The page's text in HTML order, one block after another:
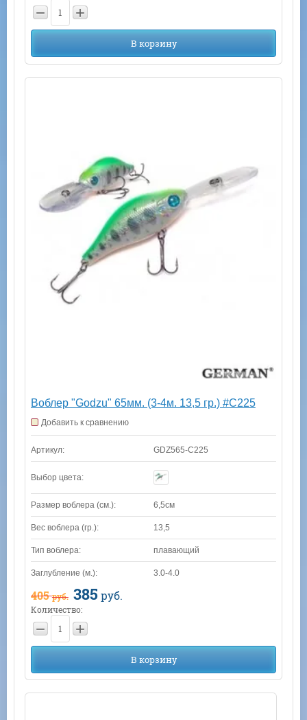
− +
В корзину
Воблер "Godzu" 65мм. (3-4м. 13,5 гр.) #C225
Добавить к сравнению
Артикул: GDZ565-C225
Выбор цвета:
Размер воблера (см.): 6,5см
Вес воблера (гр.): 13,5
Тип воблера: плавающий
Заглубление (м.): 3.0-4.0
405руб. 385руб.
Количество:
− +
В корзину